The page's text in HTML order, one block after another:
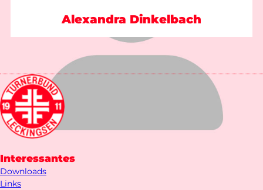
Alexandra Dinkelbach
Interessantes
Downloads
Links